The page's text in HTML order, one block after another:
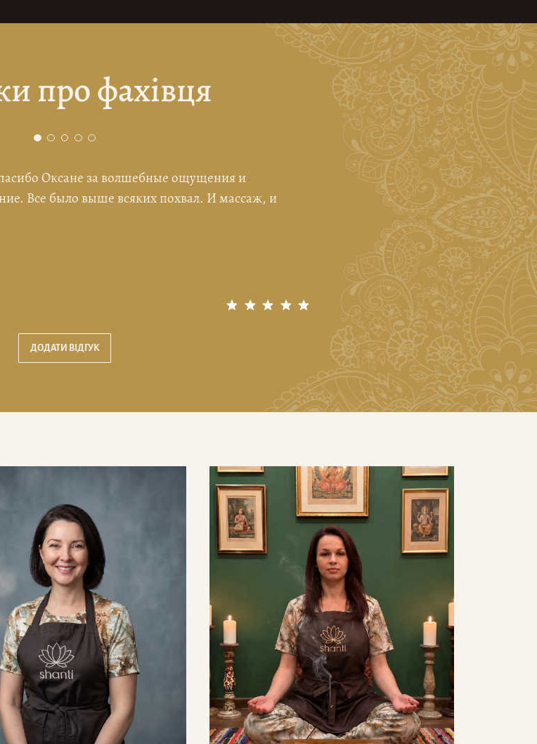
про фахівця
Оксане за волшебные ощущения и
Все было выше всяких похвал. И массаж, и
Дякуємо Оксані за розуміння і
Катерина Шевченко
ДОДАТИ ВІДГУК